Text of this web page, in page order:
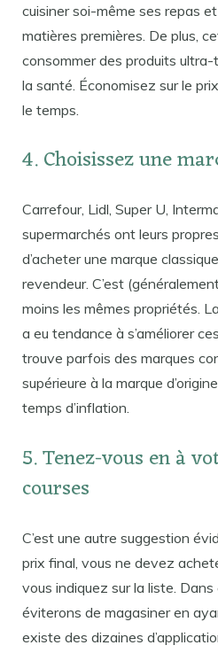
cuisiner soi-même ses repas
matières premières. De plus,
consommer des produits
la santé. Économisez sur le
le temps.
4. Choisissez une
Carrefour, Lidl, Super U,
supermarchés ont leurs
d’acheter une marque
revendeur. C’est
moins les mêmes propriétés.
a eu tendance à s’améliorer
trouve parfois des marques
supérieure à la marque
temps d’inflation.
5. Tenez-vous en à
courses
C’est une autre suggestion
prix final, vous ne devez
vous indiquez sur la liste.
éviterons de magasiner en
existe des dizaines